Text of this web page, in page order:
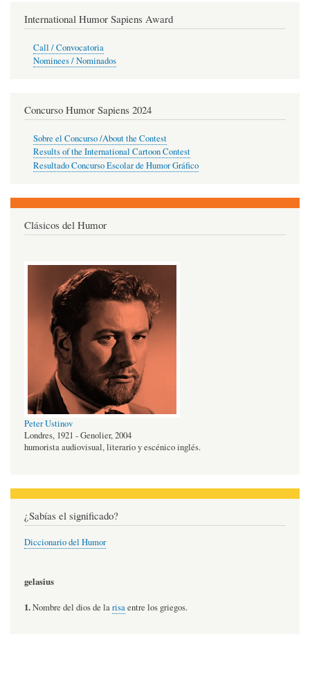
International Humor Sapiens Award
Call / Convocatoria
Nominees / Nominados
Concurso Humor Sapiens 2024
Sobre el Concurso /About the Contest
Results of the International Cartoon Contest
Resultado Concurso Escolar de Humor Gráfico
Clásicos del Humor
Peter Ustinov
Londres, 1921 - Genolier, 2004
humorista audiovisual, literario y escénico inglés.
¿Sabías el significado?
Diccionario del Humor
gelasius
1.Nombre del dios de larisaentre los griegos.